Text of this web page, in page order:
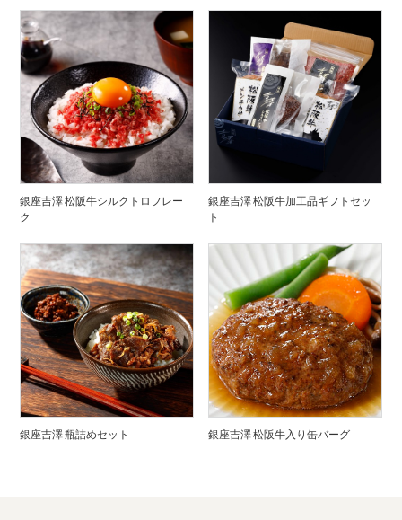
銀座吉澤 松阪牛シルクトロフレー
ク
銀座吉澤 松阪牛加工品ギフトセッ
ト
銀座吉澤 瓶詰めセット 銀座吉澤 松阪牛入り缶バーグ